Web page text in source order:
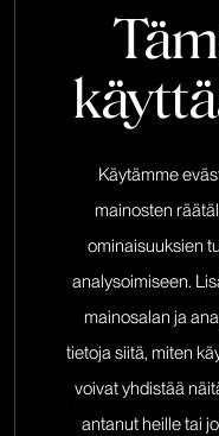
Käytämme
mainosten
ominaisuuksien
analysoimiseen.
mainosalan ja
tietoja siitä, miten
voivat yhdistää
antanut heille tai
periaatteet, eikä
palvelun
palvelunne täyttää
erinomaisen
Pyydä
ta jo